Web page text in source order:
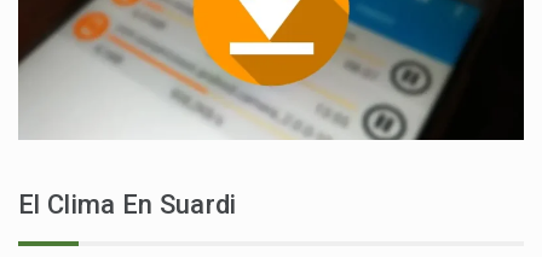
El Clima En Suardi